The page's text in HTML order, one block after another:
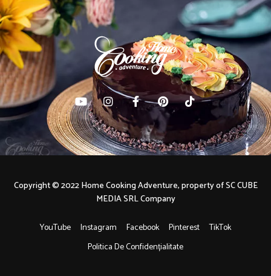
YouTube Instagram Facebook Pinterest
TikTok
Politica De Confidențialitate
Copyright © 2022 Home Cooking Adventure, property of SC CUBE
MEDIA SRL Company